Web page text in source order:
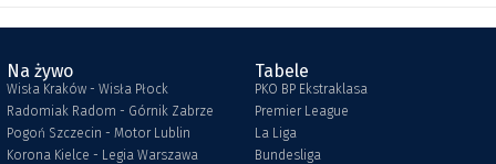
Na żywo
Wisła Kraków - Wisła Płock
Radomiak Radom - Górnik Zabrze
Pogoń Szczecin - Motor Lublin
Korona Kielce - Legia Warszawa
Tabele
PKO BP Ekstraklasa
Premier League
La Liga
Bundesliga